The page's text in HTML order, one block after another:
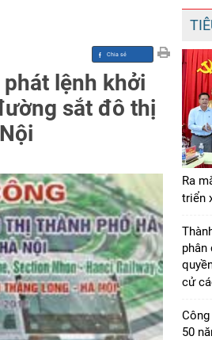
lệnh khởi
sắt đô thị
Ra
triển
phân
cử
50